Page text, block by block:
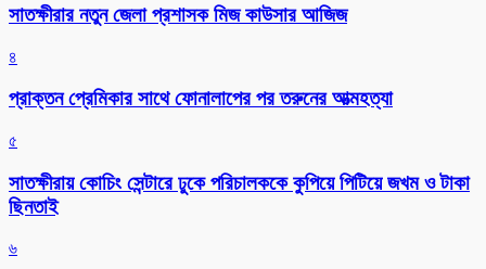
সাতক্ষীরার নতুন জেলা প্রশাসক মিজ কাউসার আজিজ
৪
প্রাক্তন প্রেমিকার সাথে ফোনালাপের পর তরুনের আত্মহত্যা
৫
সাতক্ষীরায় কোচিং সেন্টারে ঢুকে পরিচালককে কুপিয়ে পিটিয়ে জখম ও টাকা
ছিনতাই
৬